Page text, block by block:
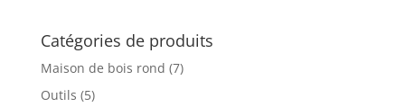
47.99$
à
620.00$
Catégories de produits
Maison de bois rond (7)
Outils (5)